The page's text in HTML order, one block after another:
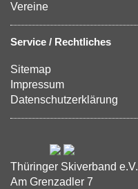
Vereine
Service / Rechtliches
Sitemap
Impressum
Datenschutzerklärung
Thüringer Skiverband e.V.
Am Grenzadler 7